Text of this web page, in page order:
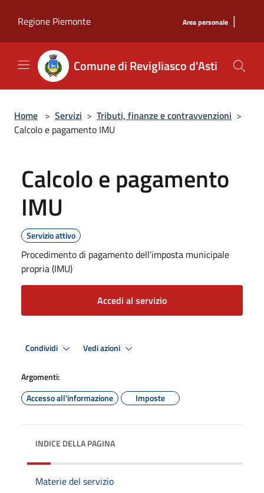
Regione Piemonte
Area personale |
Comune di Revigliasco d'Asti
Home > Servizi > Tributi, finanze e contravvenzioni >
Calcolo e pagamento IMU
Calcolo e pagamento
IMU
Servizio attivo
Procedimento di pagamento dell'imposta municipale
propria (IMU)
Accedi al servizio
Condividi Vedi azioni
Argomenti:
Accesso all'informazione
Imposte
INDICE DELLA PAGINA
Materie del servizio